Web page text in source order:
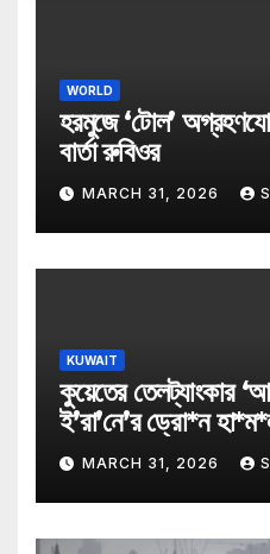
WORLD
হরমুজে ‘টোল’
বার্তা রুবিওর
MARCH 31, 2026
KUWAIT
কুয়েতের তেলট্যাংকার
ই’রা’নে’র ড্রো*ন
MARCH 31, 2026